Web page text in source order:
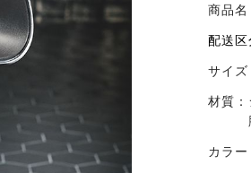
商品名
配送区
サイズ
材質：
カラー